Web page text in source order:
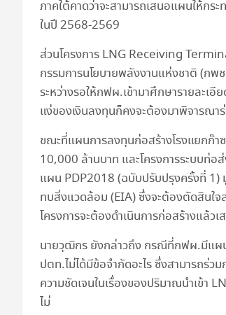
ภาคใต้คาดว่าจะสามารถเสนอแผนให้ก
ในปี 2568-2569
ส่วนโครงการ LNG Receiving
กรรมการนโยบายพลังงานแห่งชาติ (ก
ระหว่างรอให้กฟผ.เข้ามาศึกษารายละเ
แง่ของเงินลงทุนก็คงจะต้องมาพิจารณา
ขณะที่แผนการลงทุนก่อสร้างโรงแยกก๊
10,000 ล้านบาท และโครงการระบบท่อ
แผน PDP2018 (ฉบับปรับปรุงครั้งที่ 1)
ทบสิ่งแวดล้อม​ (EIA) ซึ่งจะต้องตัดสินใจ
โครงการจะต้องดำเนินการก่อสร้างแล้ว
นายวุฒิกร ยังกล่าวถึง กรณีที่กฟผ.มีแผน
ปตท.ไม่ได้มีข้อจำกัดอะไร ซึ่งสามารถร่ว
ความชัดเจนในเรื่องของปริมาณนำเข้า
ไม่